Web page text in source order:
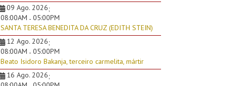
09 Ago. 2026;
08:00AM - 05:00PM
SANTA TERESA BENEDITA DA CRUZ (EDITH STEIN)
12 Ago. 2026;
08:00AM - 05:00PM
Beato Isidoro Bakanja, terceiro carmelita, mártir
16 Ago. 2026;